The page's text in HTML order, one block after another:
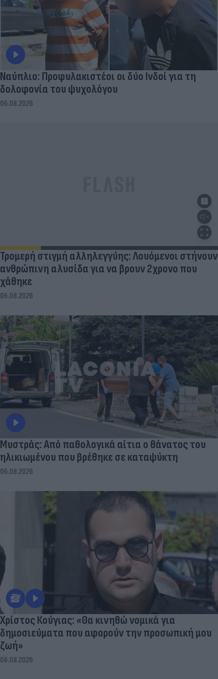
Ναύπλιο: Προφυλακιστέοι οι δύο Ινδοί για τη
δολοφονία του ψυχολόγου
06.08.2026
Τρομερή στιγμή αλληλεγγύης: Λουόμενοι στήνουν
ανθρώπινη αλυσίδα για να βρουν 2χρονο που
χάθηκε
06.08.2026
Μυστράς: Από παθολογικά αίτια ο θάνατος του
ηλικιωμένου που βρέθηκε σε καταψύκτη
06.08.2026
Χρίστος Κούγιας: «Θα κινηθώ νομικά για
δημοσιεύματα που αφορούν την προσωπική μου
ζωή»
06.08.2026